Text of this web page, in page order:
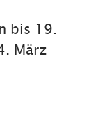
bis 19.
März